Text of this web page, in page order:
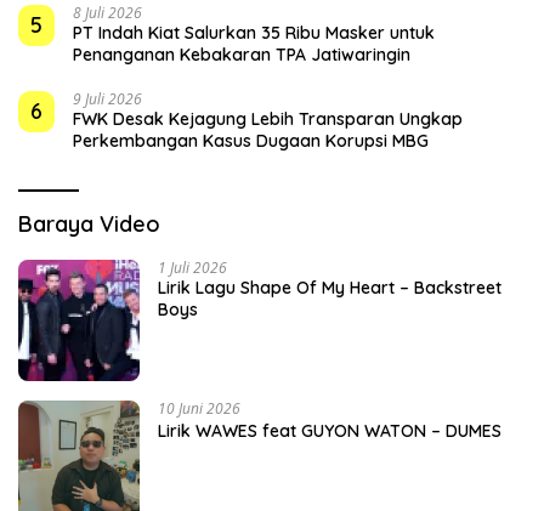
5 8 Juli 2026
PT Indah Kiat Salurkan 35 Ribu Masker untuk
Penanganan Kebakaran TPA Jatiwaringin
6 9 Juli 2026
FWK Desak Kejagung Lebih Transparan Ungkap
Perkembangan Kasus Dugaan Korupsi MBG
Baraya Video
1 Juli 2026
Lirik Lagu Shape Of My Heart – Backstreet
Boys
10 Juni 2026
Lirik WAWES feat GUYON WATON – DUMES